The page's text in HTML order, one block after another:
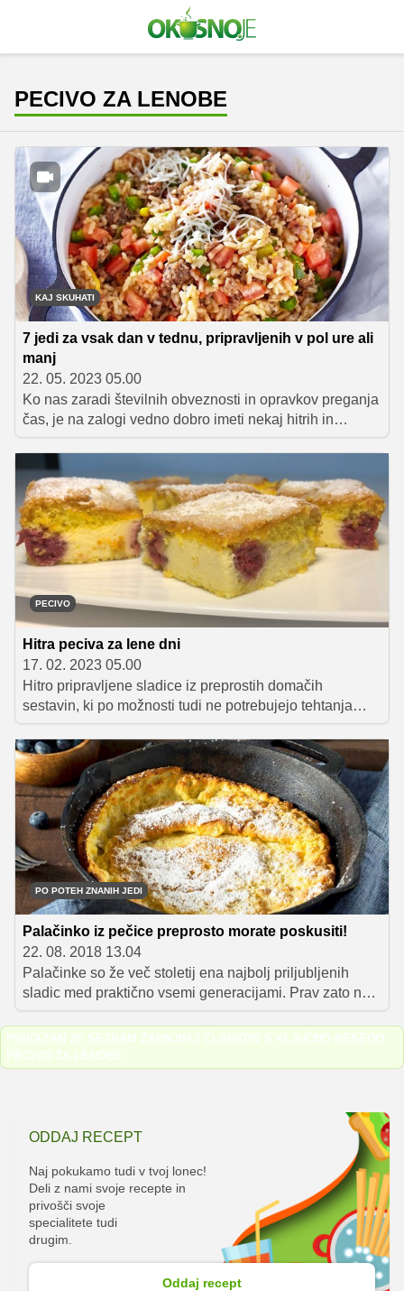
PECIVO ZA LENOBE
KAJ SKUHATI
7 jedi za vsak dan v tednu, pripravljenih v pol ure ali
manj
22. 05. 2023 05.00
Ko nas zaradi številnih obveznosti in opravkov preganja
čas, je na zalogi vedno dobro imeti nekaj hitrih in
preprostih receptov. Takih, ki so pripravljeni zgolj v 30
minutah ali pa še manj. Za vsak dan v tednu smo vam
pripravili en predlog in dodali še dve hitri sladici, ki ju
lahko pripravite za vikend.
PECIVO
Hitra peciva za lene dni
17. 02. 2023 05.00
Hitro pripravljene sladice iz preprostih domačih
sestavin, ki po možnosti tudi ne potrebujejo tehtanja
sestavin in dolgotrajnega mešanja, so dobrodošle v
vsaki kuhinji. Predstavljamo vam pet receptov, ki so
primerni za lenobne dni, sladice pa so kljub temu tako
dobre, da jih boste zagotovo večkrat pripravili.
PO POTEH ZNANIH JEDI
Palačinko iz pečice preprosto morate poskusiti!
22. 08. 2018 13.04
Palačinke so že več stoletij ena najbolj priljubljenih
sladic med praktično vsemi generacijami. Prav zato ne
čudi, da so skozi čas doživljale različne spremembe,
predvsem kar zadeva debelino, nadev, dodatke. Med
prav posebne vrste palačink sodi nemška različica,
imenovana tudi 'Dutch baby', za pripravo katere vam ni
PRIKAZAN JE SEZNAM ZADNJIH 3 ČLANKOV S KLJUČNO BESEDO
PECIVO ZA LENOBE.
ODDAJ RECEPT
Naj pokukamo tudi v tvoj lonec!
Deli z nami svoje recepte in
privošči svoje
specialitete tudi
drugim.
Oddaj recept